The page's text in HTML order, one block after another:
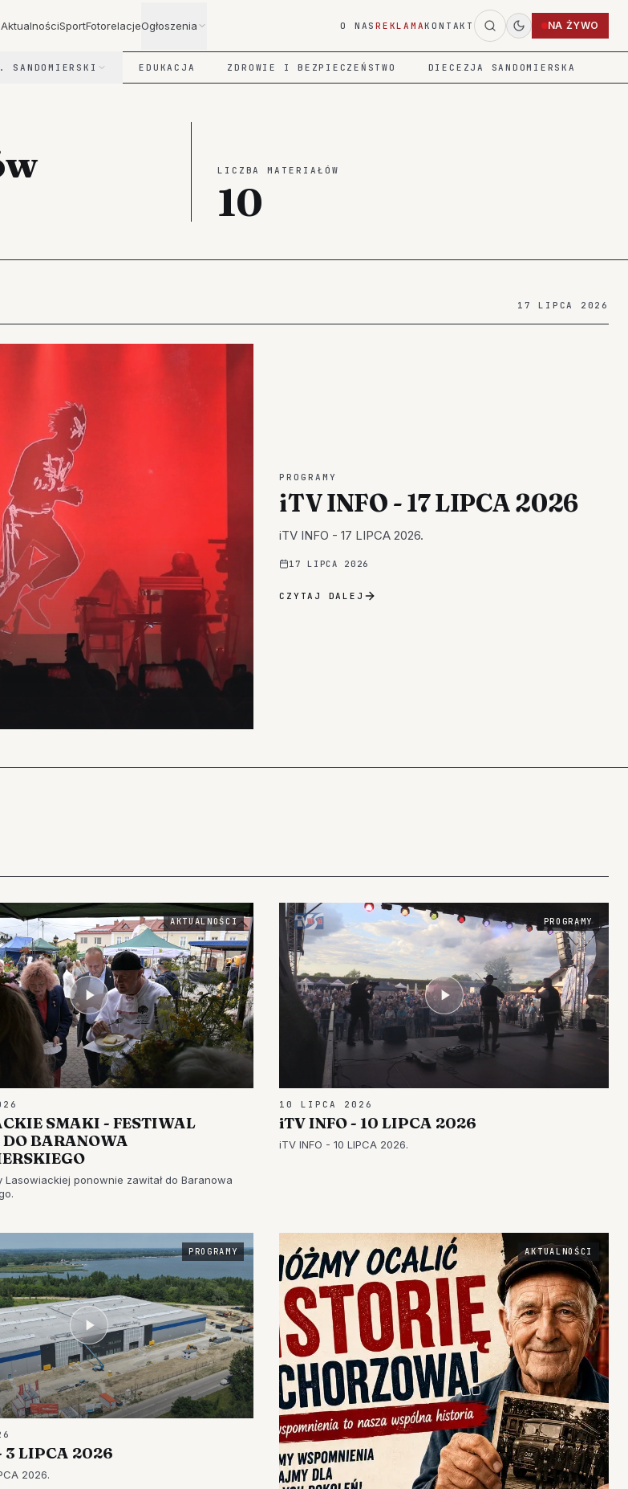
AktualnościSportFotorelacjeOgłoszenia O NASREKLAMAKONTAKT NA ŻYWO
SANDOMIERSKI EDUKACJA ZDROWIE I BEZPIECZEŃSTWO DIECEZJA SANDOMIERSKA
LICZBA MATERIAŁÓW
10
17 LIPCA 2026
PROGRAMY
iTV INFO - 17 LIPCA 2026
iTV INFO - 17 LIPCA 2026.
17 LIPCA 2026
CZYTAJ DALEJ
AKTUALNOŚCI
SMAKI - FESTIWAL
BARANOWA
Lasowiackiej ponownie zawitał do Baranowa
PROGRAMY
10 LIPCA 2026
iTV INFO - 10 LIPCA 2026
iTV INFO - 10 LIPCA 2026.
PROGRAMY
3 LIPCA 2026
2026.
AKTUALNOŚCI